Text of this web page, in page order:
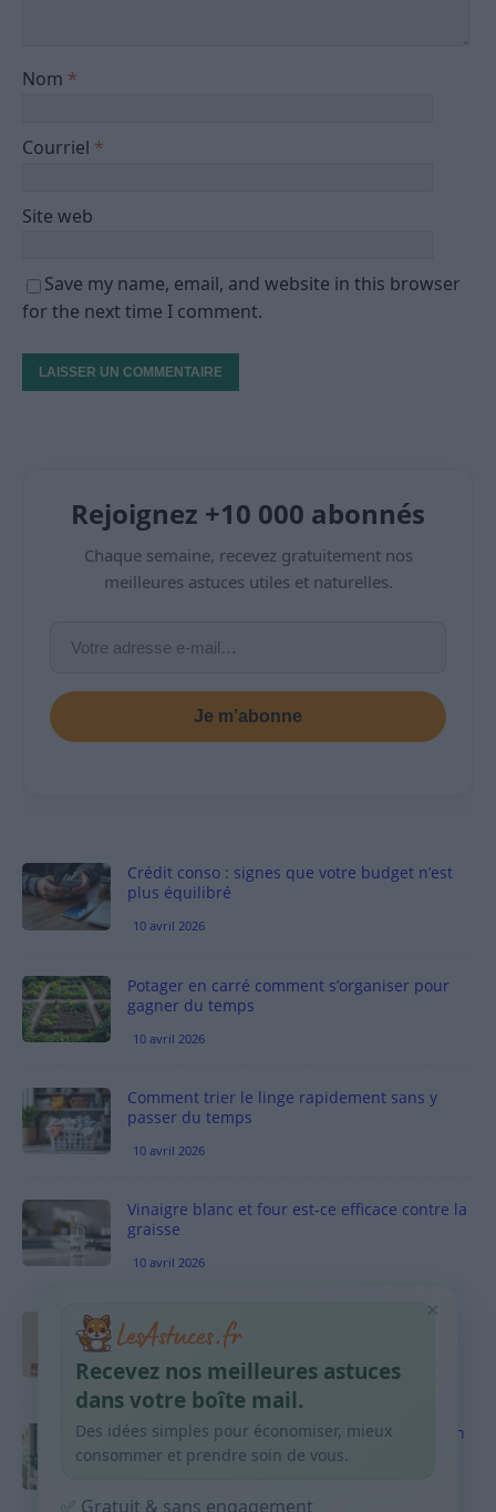
Nom *
Courriel *
Site web
Save my name, email, and website in this browser
for the next time I comment.
Rejoignez +10 000 abonnés
Chaque semaine, recevez gratuitement nos
meilleures astuces utiles et naturelles.
Je m’abonne
Crédit conso : signes que votre budget n’est
plus équilibré
10 avril 2026
Potager en carré comment s’organiser pour
gagner du temps
10 avril 2026
Comment trier le linge rapidement sans y
passer du temps
10 avril 2026
Vinaigre blanc et four est-ce efficace contre la
graisse
10 avril 2026
Taches pigmentaires : routine simple +
habitudes qui aident
9 avril 2026
Produits ménagers : comment économiser en
courses sans acheter 10 sprays
×
Recevez nos meilleures astuces
dans votre boîte mail.
Des idées simples pour économiser, mieux
consommer et prendre soin de vous.
✅ Gratuit & sans engagement